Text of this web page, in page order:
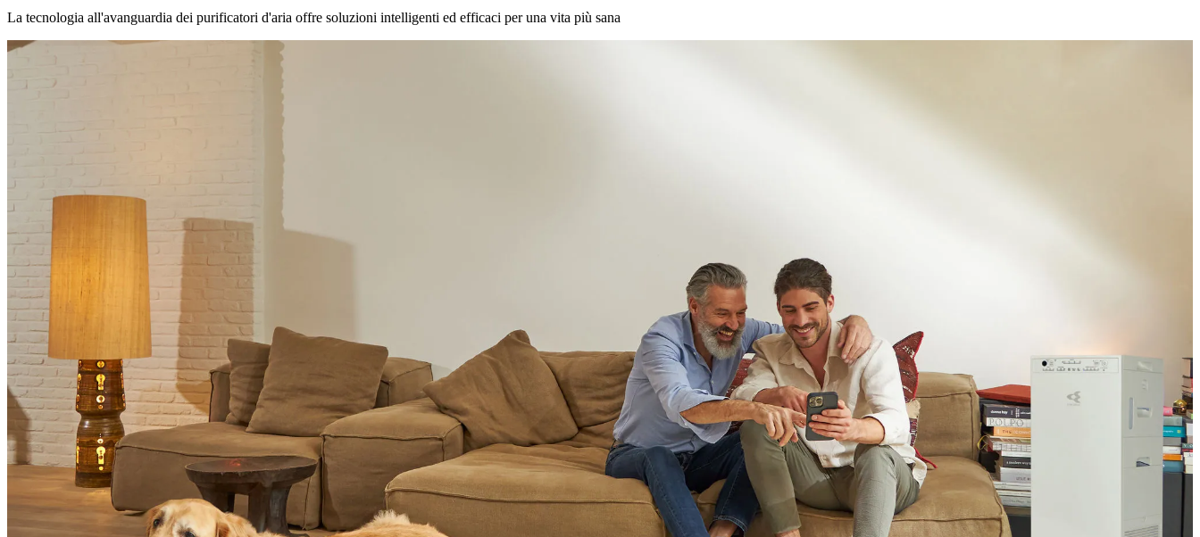
La tecnologia all'avanguardia dei purificatori d'aria offre soluzioni intelligenti ed efficaci per una vita più sana